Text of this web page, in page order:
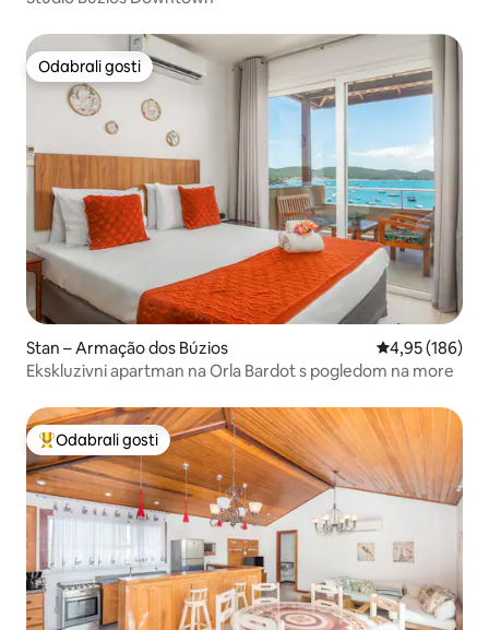
Odabrali gosti
Odabrali gosti
Stan – Armação dos Búzios Prosječna
4,95 (186)
Ekskluzivni apartman na Orla Bardot s pogledom na more
Među najviše rangiranima s oznakom „Odabrali gosti”
Odabrali gosti